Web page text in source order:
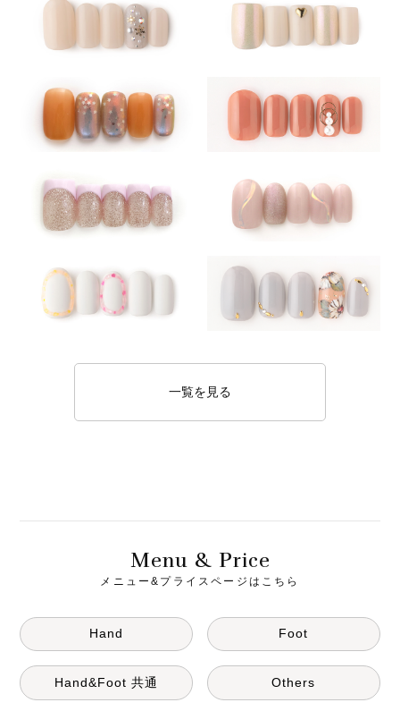
一覧を見る
Menu & Price
メニュー&プライスページはこちら
Hand Foot
Hand&Foot 共通 Others